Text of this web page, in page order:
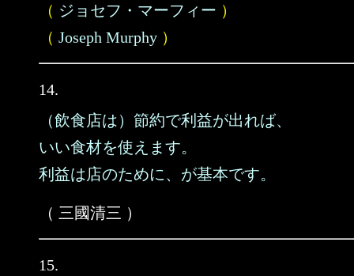
（ ジョセフ・マーフィー ）
（ Joseph Murphy ）
14.
（飲食店は）節約で利益が出れば、
いい食材を使えます。
利益は店のために、が基本です。
（ 三國清三 ）
15.